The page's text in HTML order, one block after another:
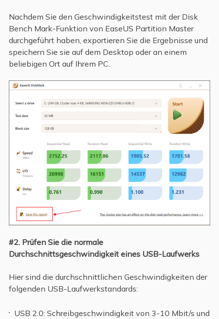
Nachdem Sie den Geschwindigkeitstest mit der Disk
Bench Mark-Funktion von EaseUS Partition Master
durchgeführt haben, exportieren Sie die Ergebnisse und
speichern Sie sie auf dem Desktop oder an einem
beliebigen Ort auf Ihrem PC.
#2. Prüfen Sie die normale
Durchschnittsgeschwindigkeit eines USB-Laufwerks
Hier sind die durchschnittlichen Geschwindigkeiten der
folgenden USB-Laufwerkstandards:
USB 2.0: Schreibgeschwindigkeit von 3-10 Mbit/s und